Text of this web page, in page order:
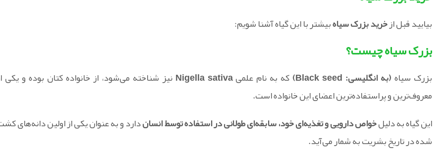
بیایید قبل ازخرید بزرک سیاهبیشتر با این گیاه آشنا شویم:
بزرک سیاه چیست؟
بزرک سیاه(به انگلیسی: Black seed) که به نام علمیNigella sativaنیز شناخته می‌شود، از خانواده کتان بوده و یکی
معروف‌ترین و پراستفاده‌ترین اعضای این خانواده است.
این گیاه به دلیلخواص دارویی و تغذیه‌ای خود، سابقه‌ای طولانی در استفاده توسط انساندارد و به عنوان یکی از اولین دانه‌های
شده در تاریخ بشریت به شمار می‌آید.